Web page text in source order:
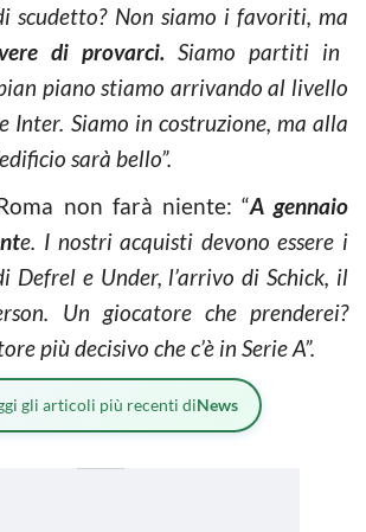
scudetto? Non siamo i favoriti, ma
di provarci. Siamo partiti in
piano stiamo arrivando al livello
Inter. Siamo in costruzione, ma alla
sarà bello”.
non farà niente: “A gennaio
e. I nostri acquisti devono essere i
Defrel e Under, l’arrivo di Schick, il
Un giocatore che prenderei?
più decisivo che c’è in Serie A”.
gli articoli più recenti diNews